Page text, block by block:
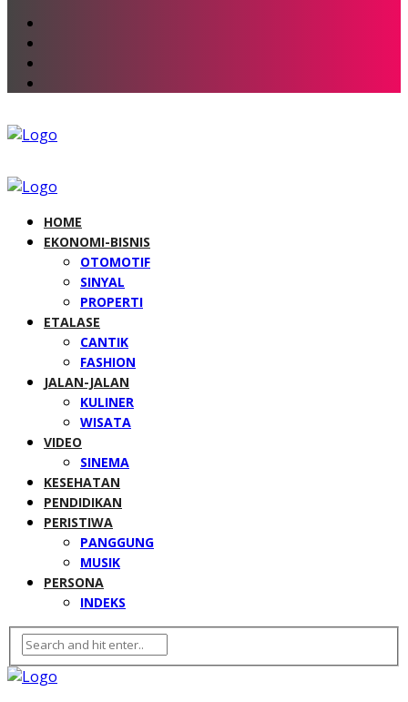
HOME
EKONOMI-BISNIS
OTOMOTIF
SINYAL
PROPERTI
ETALASE
CANTIK
FASHION
JALAN-JALAN
KULINER
WISATA
VIDEO
SINEMA
KESEHATAN
PENDIDIKAN
PERISTIWA
PANGGUNG
MUSIK
PERSONA
INDEKS